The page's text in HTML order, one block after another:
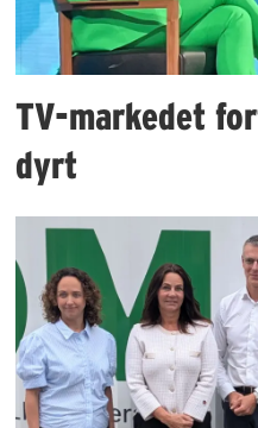
TV-markedet
dyrt